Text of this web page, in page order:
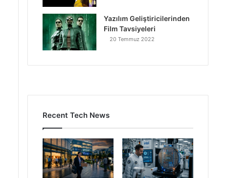
Yazılım Geliştiricilerinden
Film Tavsiyeleri
20 Temmuz 2022
Recent Tech News